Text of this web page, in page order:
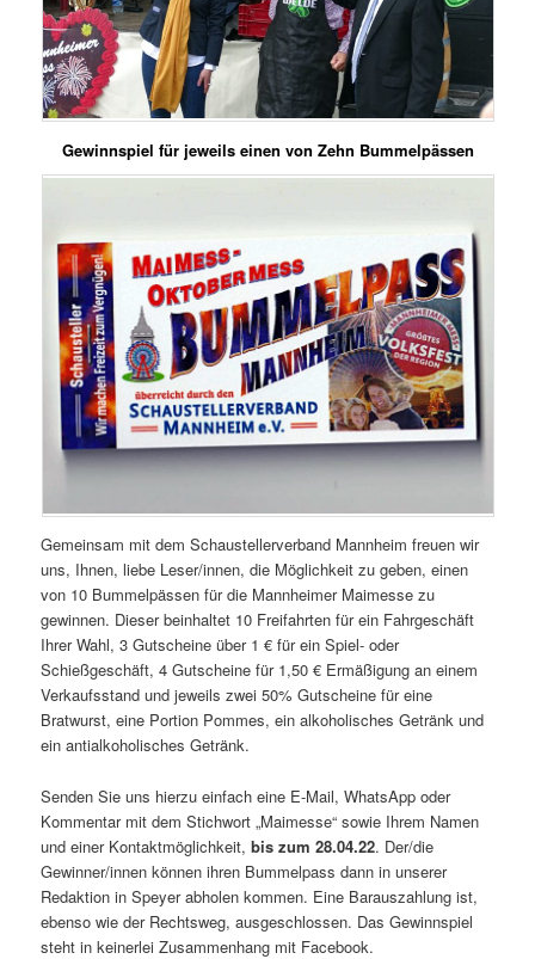
Gewinnspiel für jeweils einen von Zehn Bummelpässen
Gemeinsam mit dem Schaustellerverband Mannheim freuen wir
uns, Ihnen, liebe Leser/innen, die Möglichkeit zu geben, einen
von 10 Bummelpässen für die Mannheimer Maimesse zu
gewinnen. Dieser beinhaltet 10 Freifahrten für ein Fahrgeschäft
Ihrer Wahl, 3 Gutscheine über 1 € für ein Spiel- oder
Schießgeschäft, 4 Gutscheine für 1,50 € Ermäßigung an einem
Verkaufsstand und jeweils zwei 50% Gutscheine für eine
Bratwurst, eine Portion Pommes, ein alkoholisches Getränk und
ein antialkoholisches Getränk.
Senden Sie uns hierzu einfach eine E-Mail, WhatsApp oder
Kommentar mit dem Stichwort „Maimesse“ sowie Ihrem Namen
und einer Kontaktmöglichkeit,bis zum 28.04.22. Der/die
Gewinner/innen können ihren Bummelpass dann in unserer
Redaktion in Speyer abholen kommen. Eine Barauszahlung ist,
ebenso wie der Rechtsweg, ausgeschlossen. Das Gewinnspiel
steht in keinerlei Zusammenhang mit Facebook.